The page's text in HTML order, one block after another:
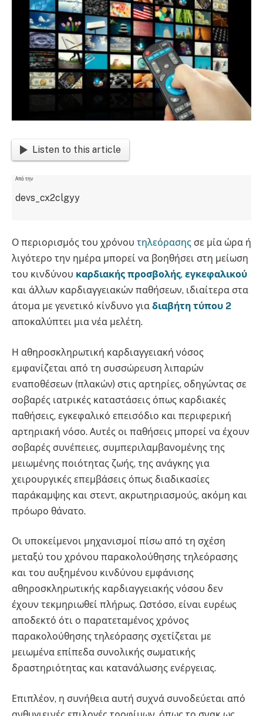
Listen to this article
Από την
devs_cx2clgyy
Ο περιορισμός του χρόνου τηλεόρασης σε μία ώρα ή
λιγότερο την ημέρα μπορεί να βοηθήσει στη μείωση
του κινδύνου καρδιακής προσβολής, εγκεφαλικού
και άλλων καρδιαγγειακών παθήσεων, ιδιαίτερα στα
άτομα με γενετικό κίνδυνο για διαβήτη τύπου 2
αποκαλύπτει μια νέα μελέτη.
Η αθηροσκληρωτική καρδιαγγειακή νόσος
εμφανίζεται από τη συσσώρευση λιπαρών
εναποθέσεων (πλακών) στις αρτηρίες, οδηγώντας σε
σοβαρές ιατρικές καταστάσεις όπως καρδιακές
παθήσεις, εγκεφαλικό επεισόδιο και περιφερική
αρτηριακή νόσο. Αυτές οι παθήσεις μπορεί να έχουν
σοβαρές συνέπειες, συμπεριλαμβανομένης της
μειωμένης ποιότητας ζωής, της ανάγκης για
χειρουργικές επεμβάσεις όπως διαδικασίες
παράκαμψης και στεντ, ακρωτηριασμούς, ακόμη και
πρόωρο θάνατο.
Οι υποκείμενοι μηχανισμοί πίσω από τη σχέση
μεταξύ του χρόνου παρακολούθησης τηλεόρασης
και του αυξημένου κινδύνου εμφάνισης
αθηροσκληρωτικής καρδιαγγειακής νόσου δεν
έχουν τεκμηριωθεί πλήρως. Ωστόσο, είναι ευρέως
αποδεκτό ότι ο παρατεταμένος χρόνος
παρακολούθησης τηλεόρασης σχετίζεται με
μειωμένα επίπεδα συνολικής σωματικής
δραστηριότητας και κατανάλωσης ενέργειας.
Επιπλέον, η συνήθεια αυτή συχνά συνοδεύεται από